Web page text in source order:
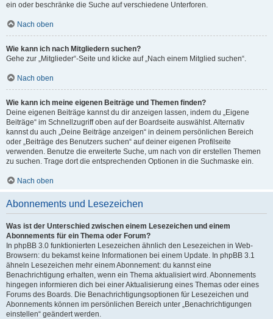
ein oder beschränke die Suche auf verschiedene Unterforen.
Nach oben
Wie kann ich nach Mitgliedern suchen?
Gehe zur „Mitglieder“-Seite und klicke auf „Nach einem Mitglied suchen“.
Nach oben
Wie kann ich meine eigenen Beiträge und Themen finden?
Deine eigenen Beiträge kannst du dir anzeigen lassen, indem du „Eigene
Beiträge“ im Schnellzugriff oben auf der Boardseite auswählst. Alternativ
kannst du auch „Deine Beiträge anzeigen“ in deinem persönlichen Bereich
oder „Beiträge des Benutzers suchen“ auf deiner eigenen Profilseite
verwenden. Benutze die erweiterte Suche, um nach von dir erstellen Themen
zu suchen. Trage dort die entsprechenden Optionen in die Suchmaske ein.
Nach oben
Abonnements und Lesezeichen
Was ist der Unterschied zwischen einem Lesezeichen und einem
Abonnements für ein Thema oder Forum?
In phpBB 3.0 funktionierten Lesezeichen ähnlich den Lesezeichen in Web-
Browsern: du bekamst keine Informationen bei einem Update. In phpBB 3.1
ähneln Lesezeichen mehr einem Abonnement: du kannst eine
Benachrichtigung erhalten, wenn ein Thema aktualisiert wird. Abonnements
hingegen informieren dich bei einer Aktualisierung eines Themas oder eines
Forums des Boards. Die Benachrichtigungsoptionen für Lesezeichen und
Abonnements können im persönlichen Bereich unter „Benachrichtigungen
einstellen“ geändert werden.